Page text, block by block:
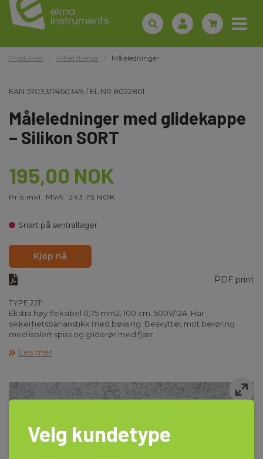
Produkter Måletilbehør Måleledninger
EAN 5703317460349 /EL.NR 8022861
Måleledninger med glidekappe
– Silikon SORT
195,00 NOK
Pris inkl. MVA. 243,75 NOK
Snart på sentrallager
Kjøp nå
PDF print
TYPE 2211
Ekstra høy fleksibel 0,75 mm2, 100 cm, 500V/12A. Har
sikkerhetsbananstikk med bøssing. Beskyttet mot berøring
med isolert spiss og gliderør med fjær.
Les mer
Velg kundetype